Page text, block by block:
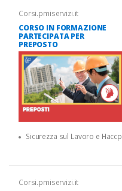
Corsi.pmiservizi.it
CORSO IN FORMAZIONE
PARTECIPATA PER
PREPOSTO
Sicurezza sul Lavoro e Haccp
Corsi.pmiservizi.it